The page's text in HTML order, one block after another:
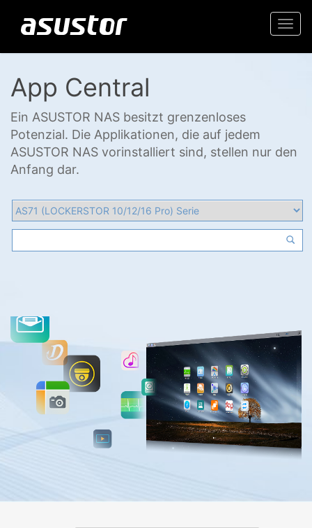
App Central
Ein ASUSTOR NAS besitzt grenzenloses
Potenzial. Die Applikationen, die auf jedem
ASUSTOR NAS vorinstalliert sind, stellen nur den
Anfang dar.